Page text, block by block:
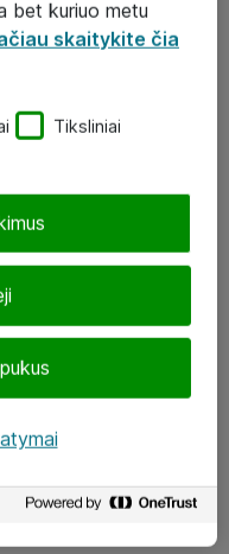
bet kuriuo metu
skaitykite čia
Tiksliniai